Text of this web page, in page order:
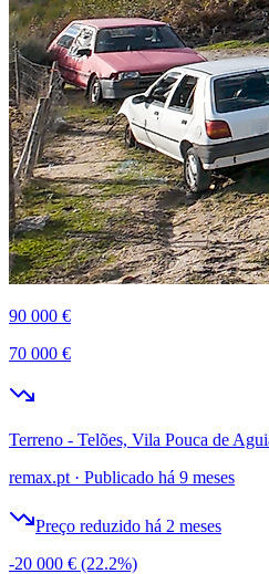
90 000 €
70 000 €
Terreno - Telões, Vila Pouca de
remax.pt · Publicado há 9 meses
Preço reduzido há 2 meses
-20 000 € (22.2%)